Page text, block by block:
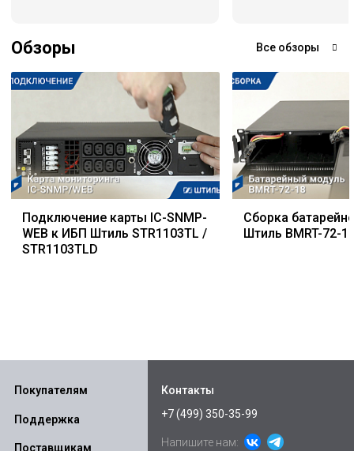
Обзоры Все обзоры
Подключение карты IC-SNMP-
WEB к ИБП Штиль STR1103TL /
STR1103TLD
Сборка
Штиль BMRT-72-
Покупателям
Поддержка
Поставщикам
Контакты
+7 (499) 350-35-99
Напишите нам: